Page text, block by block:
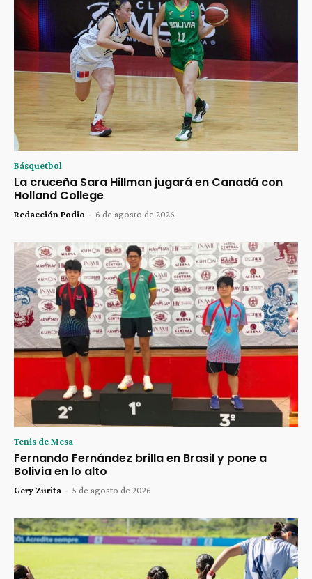
Básquetbol
La cruceña Sara Hillman jugará en Canadá con
Holland College
Redacción Podio - 6 de agosto de 2026
Tenis de Mesa
Fernando Fernández brilla en Brasil y pone a
Bolivia en lo alto
Gery Zurita - 5 de agosto de 2026